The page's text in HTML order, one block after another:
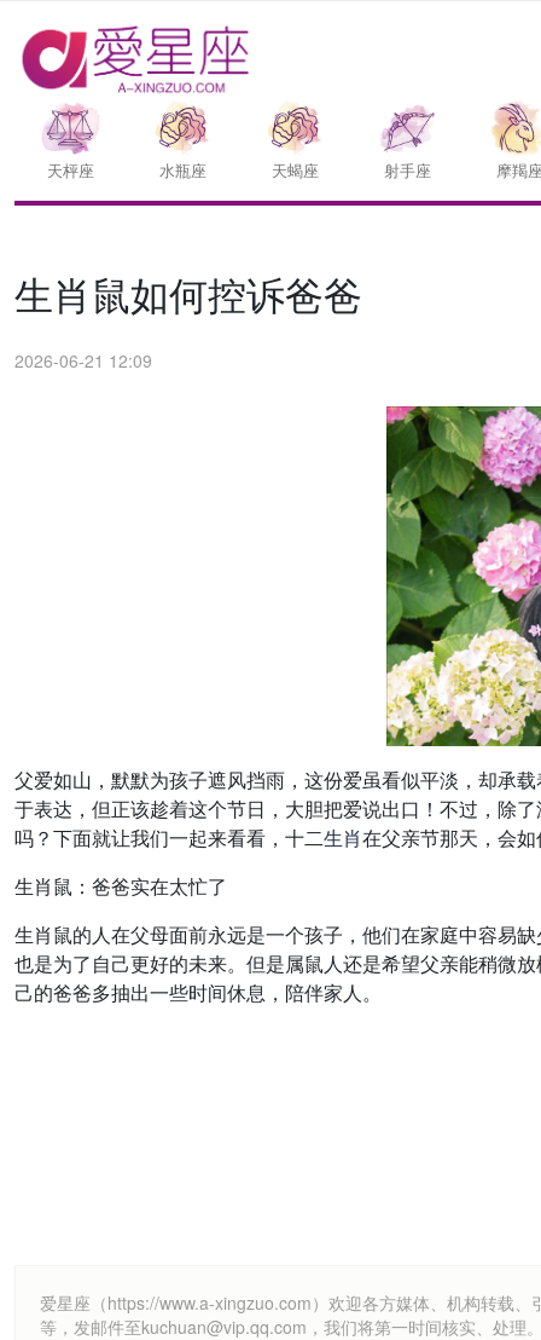
天枰座 水瓶座 天蝎座 射手座 摩羯
生肖鼠如何控诉爸爸
2026-06-21 12:09
父爱如山，默默为孩子遮风挡雨，这份爱虽看似平淡，却承
于表达，但正该趁着这个节日，大胆把爱说出口！不过，除
吗？下面就让我们一起来看看，十二生肖在父亲节那天，会
生肖鼠：爸爸实在太忙了
生肖鼠的人在父母面前永远是一个孩子，他们在家庭中容易
也是为了自己更好的未来。但是属鼠人还是希望父亲能稍微
己的爸爸多抽出一些时间休息，陪伴家人。
爱星座（https://www.a-xingzuo.com）欢迎各方媒体、机构转载
等，发邮件至kuchuan@vip.qq.com，我们将第一时间核实、处理